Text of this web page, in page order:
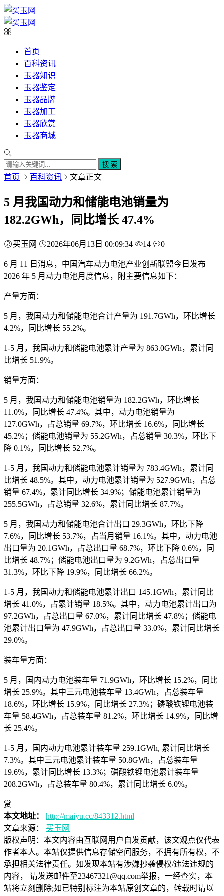
首页
百科资讯
玉器知识
玉器鉴定
玉器品牌
玉器加工
玉器欣赏
玉器商城
搜 索
首页 百科资讯 文章正文
5 月我国动力和储能电池销量为
182.2GWh，同比增长 47.4%
买玉网 2026年06月13日 00:09:34 14 0
6 月 11 日消息，中国汽车动力电池产业创新联盟今日发布
2026 年 5 月动力电池月度信息，附主要信息如下：
产量方面：
5 月，我国动力和储能电池合计产量为 191.7GWh，环比增长
4.2%，同比增长 55.2%。
1-5 月，我国动力和储能电池累计产量为 863.0GWh，累计同
比增长 51.9%。
销量方面：
5 月，我国动力和储能电池销量为 182.2GWh，环比增长
11.0%，同比增长 47.4%。其中，动力电池销量为
127.0GWh，占总销量 69.7%，环比增长 16.6%，同比增长
45.2%；储能电池销量为 55.2GWh，占总销量 30.3%，环比下
降 0.1%，同比增长 52.7%。
1-5 月，我国动力和储能电池累计销量为 783.4GWh，累计同
比增长 48.5%。其中，动力电池累计销量为 527.9GWh，占总
销量 67.4%，累计同比增长 34.9%；储能电池累计销量为
255.5GWh，占总销量 32.6%，累计同比增长 87.7%。
5 月，我国动力和储能电池合计出口 29.3GWh，环比下降
7.6%，同比增长 53.7%，占当月销量 16.1%。其中，动力电池
出口量为 20.1GWh，占总出口量 68.7%，环比下降 0.6%，同
比增长 48.7%；储能电池出口量为 9.2GWh，占总出口量
31.3%，环比下降 19.9%，同比增长 66.2%。
1-5 月，我国动力和储能电池累计出口 145.1GWh，累计同比
增长 41.0%，占累计销量 18.5%。其中，动力电池累计出口为
97.2GWh，占总出口量 67.0%，累计同比增长 47.8%；储能电
池累计出口量为 47.9GWh，占总出口量 33.0%，累计同比增长
29.0%。
装车量方面：
5 月，国内动力电池装车量 71.9GWh，环比增长 15.2%，同比
增长 25.9%。其中三元电池装车量 13.4GWh，占总装车量
18.6%，环比增长 15.9%，同比增长 27.3%；磷酸铁锂电池装
车量 58.4GWh，占总装车量 81.2%，环比增长 14.9%，同比增
长 25.4%。
1-5 月，国内动力电池累计装车量 259.1GWh, 累计同比增长
7.3%。其中三元电池累计装车量 50.8GWh，占总装车量
19.6%，累计同比增长 13.3%；磷酸铁锂电池累计装车量
208.2GWh，占总装车量 80.4%，累计同比增长 6.0%。
赏
本文地址：
http://maiyu.cc/843312.html
文章来源：
买玉网
版权声明： 本文内容由互联网用户自发贡献，该文观点仅代表
作者本人。本站仅提供信息存储空间服务，不拥有所有权，不
承担相关法律责任。如发现本站有涉嫌抄袭侵权/违法违规的
内容， 请发送邮件至23467321@qq.com举报，一经查实，本
站将立刻删除;如已特别标注为本站原创文章的，转载时请以